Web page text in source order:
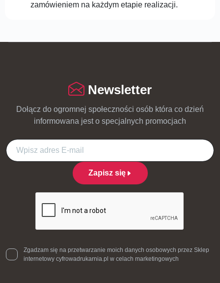
zamówieniem na każdym etapie realizacji.
Newsletter
Dołącz do ogromnej społeczności osób która co dzień
informowana jest o specjalnych promocjach
Zapisz się
Zgadzam się na przetwarzanie moich danych osobowych przez Sklep
internetowy cyfrowadrukarnia.pl w celach marketingowych